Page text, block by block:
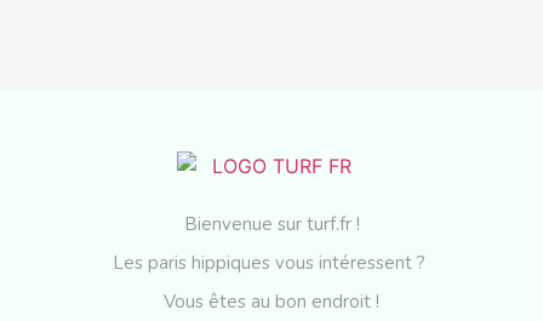
Bienvenue sur turf.fr !
Les paris hippiques vous intéressent ?
Vous êtes au bon endroit !